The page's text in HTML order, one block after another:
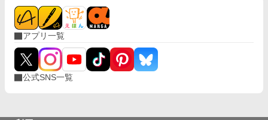
アプリ一覧
公式SNS一覧